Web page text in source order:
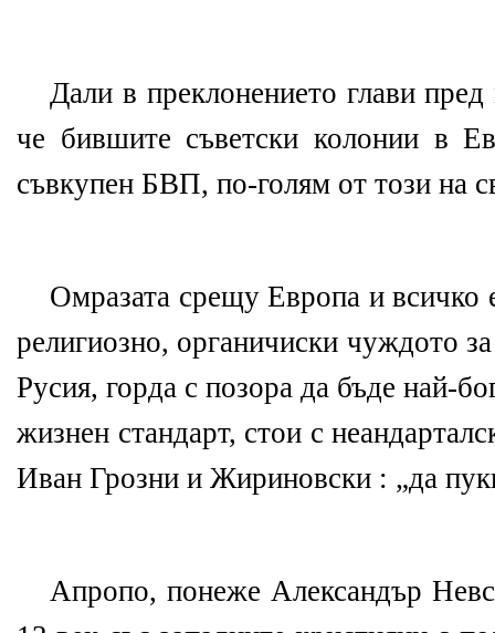
Дали в преклонението глави
че бившите съветски колонии в
съвкупен БВП, по-голям от този на
Омразата срещу Европа и всичко
религиозно, органичиски чуждото
Русия, горда с позора да бъде най-
жизнен стандарт, стои с
Иван Грозни и Жириновски : „да
Апропо, понеже Александър